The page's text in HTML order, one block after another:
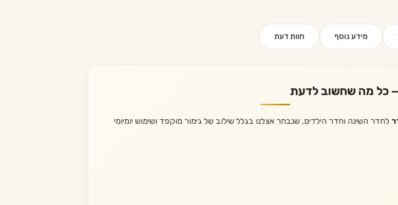
מידע נוסף חוות דעת
— כל מה שחשוב לדעת
לחדר השינה וחדר הילדים, שנבחר אצלנו בגלל שילוב של גימור מוקפד ושימוש יומיומי